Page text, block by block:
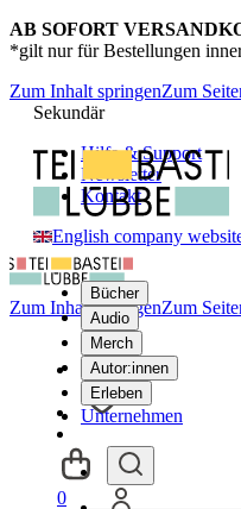
AB SOFORT
*gilt nur für Bestellungen
Zum Inhalt springenZum
Sekundär
Hilfe & Support
Newsletter
Kontakt
English company
Bücher
Audio
Merch
Autor:innen
Erleben
Unternehmen
Zum Inhalt springenZum
0